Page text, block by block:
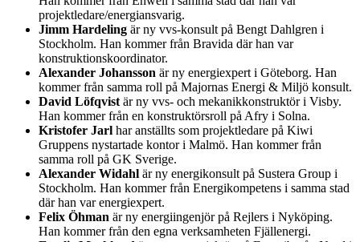
projektledare/energiansvarig.
Jimm Hardeling är ny vvs-konsult på Bengt Dahlgren i
Stockholm. Han kommer från Bravida där han var
konstruktionskoordinator.
Alexander Johansson är ny energiexpert i Göteborg. Han
kommer från samma roll på Majornas Energi & Miljö konsult.
David Löfqvist är ny vvs- och mekanikkonstruktör i Visby.
Han kommer från en konstruktörsroll på Afry i Solna.
Kristofer Jarl har anställts som projektledare på Kiwi
Gruppens nystartade kontor i Malmö. Han kommer från
samma roll på GK Sverige.
Alexander Widahl är ny energikonsult på Sustera Group i
Stockholm. Han kommer från Energikompetens i samma stad
där han var energiexpert.
Felix Öhman är ny energiingenjör på Rejlers i Nyköping.
Han kommer från den egna verksamheten Fjällenergi.